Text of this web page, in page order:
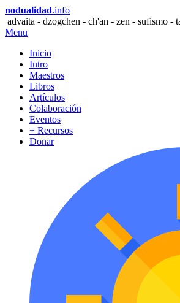
nodualidad.info
advaita - dzogchen - ch'an - zen - sufismo -
Menu
Inicio
Intro
Maestros
Libros
Artículos
Colaboración
Eventos
+ Recursos
Donar